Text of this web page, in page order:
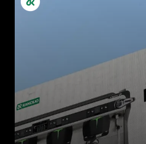
Alle
Produkte
Nachrichten